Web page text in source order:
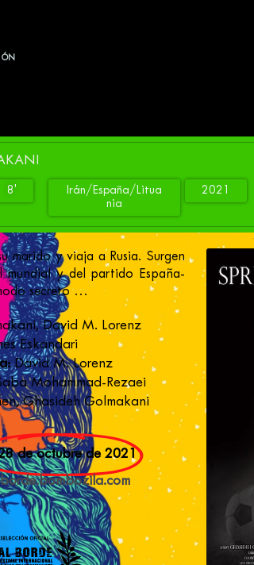
8'
Irán/España/Litua
nia
2021
marido y viaja a Rusia. Surgen
mundial y del partido España-
secreto …
David M. Lorenz
Eskandari
David M. Lorenz
Mohammad-Rezaei
Ghasideh Golmakani
de octubre de 2021